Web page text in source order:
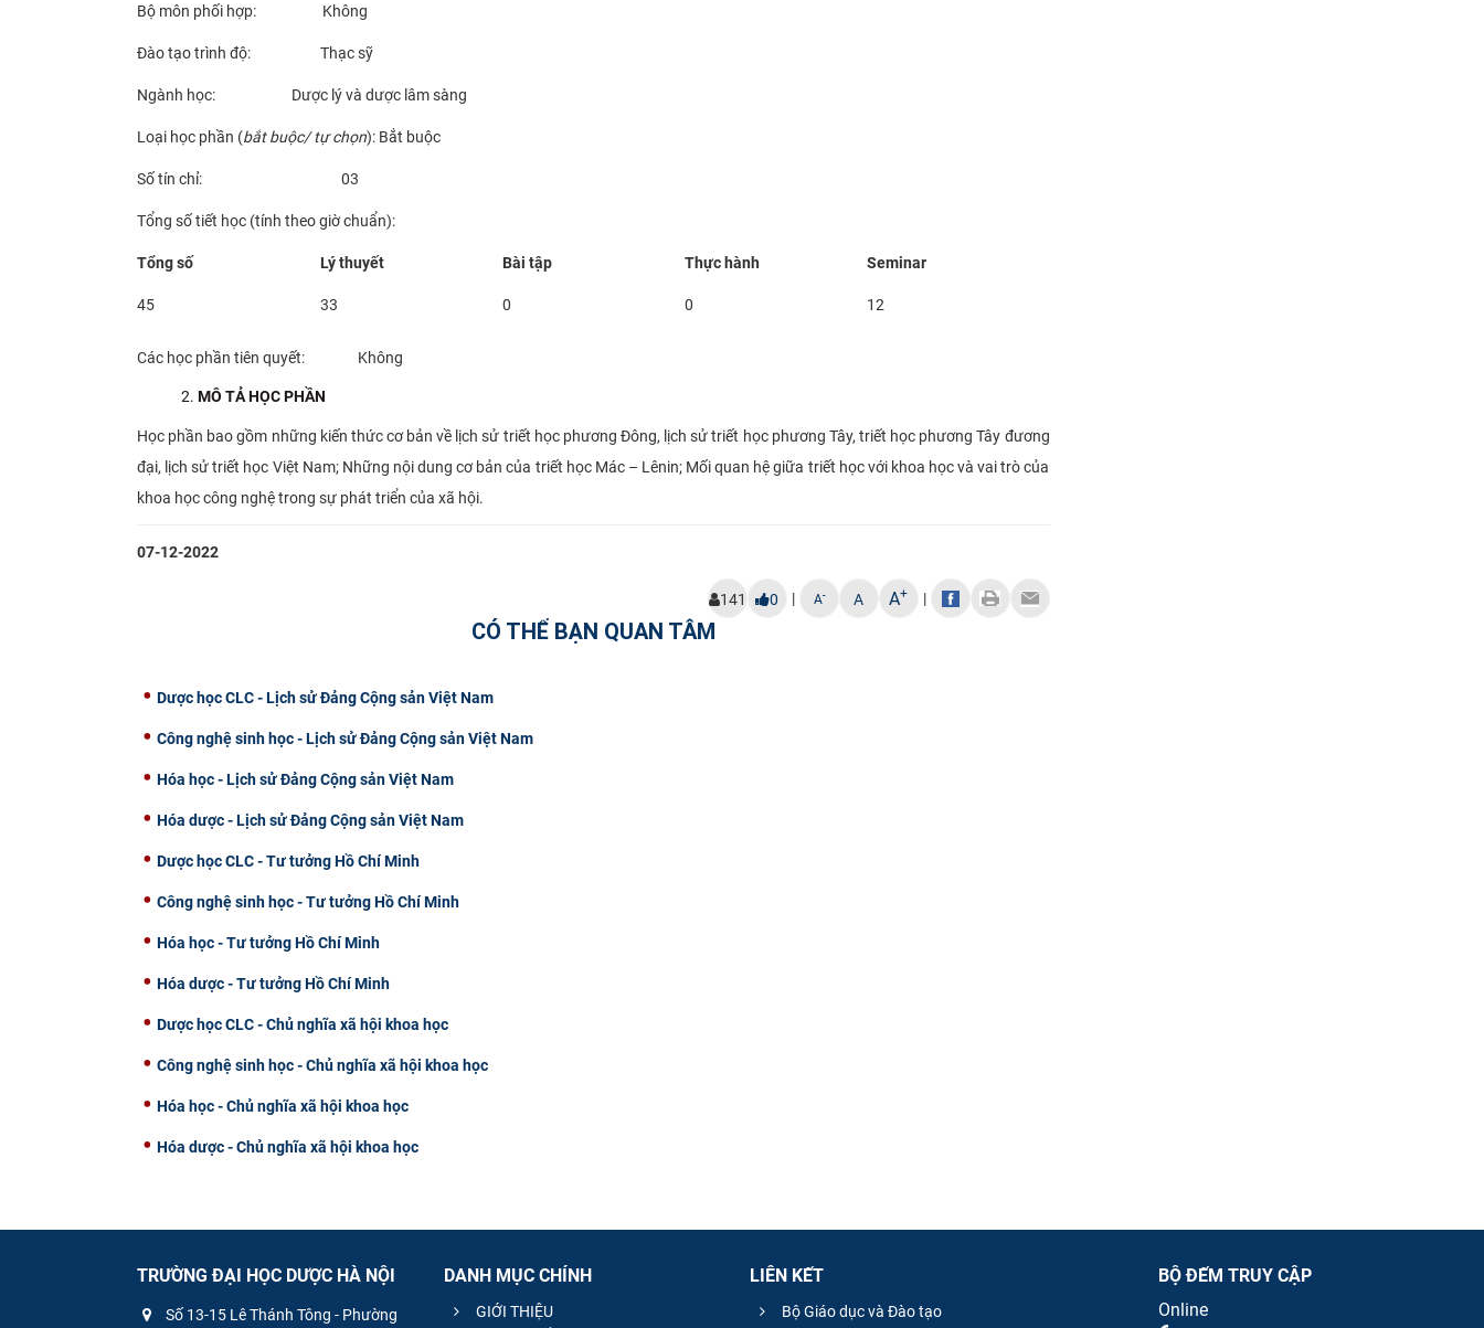
Bộ môn phối hợp: Không
Đào tạo trình độ: Thạc sỹ
Ngành học: Dược lý và dược lâm sàng
Loại học phần (bắt buộc/ tự chọn): Bắt buộc
Số tín chỉ: 03
Tổng số tiết học (tính theo giờ chuẩn):
Tổng số Lý thuyết Bài tập Thực hành Seminar
45 33 0 0 12
Các học phần tiên quyết: Không
MÔ TẢ HỌC PHẦN
Học phần bao gồm những kiến thức cơ bản về lịch sử triết học phương Đông, lịch sử triết học phương Tây, triết học phương Tây đương
đại, lịch sử triết học Việt Nam; Những nội dung cơ bản của triết học Mác – Lênin; Mối quan hệ giữa triết học với khoa học và vai trò của
khoa học công nghệ trong sự phát triển của xã hội.
07-12-2022
141 0 | A- A A+ |
CÓ THỂ BẠN QUAN TÂM
Dược học CLC - Lịch sử Đảng Cộng sản Việt Nam
Công nghệ sinh học - Lịch sử Đảng Cộng sản Việt Nam
Hóa học - Lịch sử Đảng Cộng sản Việt Nam
Hóa dược - Lịch sử Đảng Cộng sản Việt Nam
Dược học CLC - Tư tưởng Hồ Chí Minh
Công nghệ sinh học - Tư tưởng Hồ Chí Minh
Hóa học - Tư tưởng Hồ Chí Minh
Hóa dược - Tư tưởng Hồ Chí Minh
Dược học CLC - Chủ nghĩa xã hội khoa học
Công nghệ sinh học - Chủ nghĩa xã hội khoa học
Hóa học - Chủ nghĩa xã hội khoa học
Hóa dược - Chủ nghĩa xã hội khoa học
TRƯỜNG ĐẠI HỌC DƯỢC HÀ NỘI
Số 13-15 Lê Thánh Tông - Phường
DANH MỤC CHÍNH
GIỚI THIỆU
LIÊN KẾT
Bộ Giáo dục và Đào tạo
BỘ ĐẾM TRUY CẬP
Online